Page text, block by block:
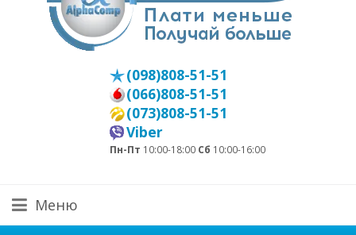
(098)808-51-51
(066)808-51-51
(073)808-51-51
Viber
Пн-Пт 10:00-18:00 Сб 10:00-16:00
Меню